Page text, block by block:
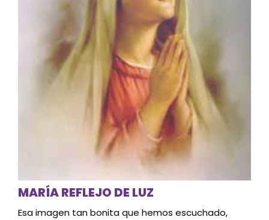
MARÍA REFLEJO DE LUZ
Esa imagen tan bonita que hemos escuchado,